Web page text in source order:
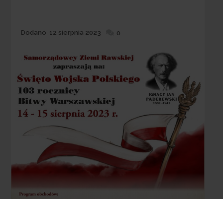
Dodane
Dodano 12 sierpnia 2023 0